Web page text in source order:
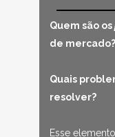
Quem são os
de mercado?
Quais
resolver?
Esse